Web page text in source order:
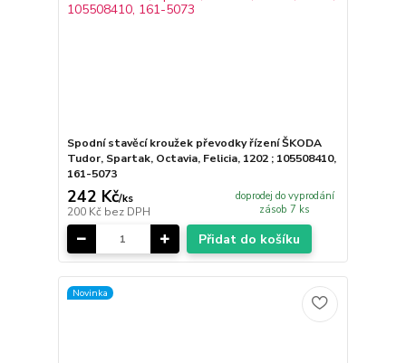
Spodní stavěcí kroužek převodky řízení ŠKODA
Tudor, Spartak, Octavia, Felicia, 1202 ; 105508410,
161-5073
242 Kč/ks
200 Kč bez DPH
doprodej do vyprodání
zásob 7 ks
Přidat do košíku
Novinka